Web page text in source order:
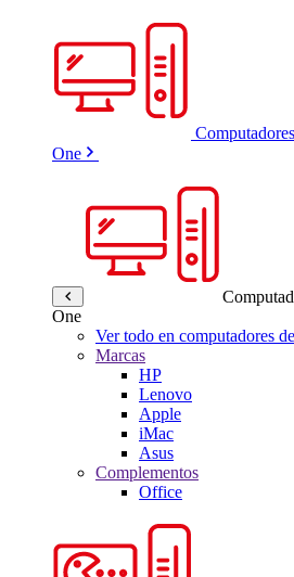
One
One
Ver todo en computadores
Marcas
HP
Lenovo
Apple
iMac
Asus
Complementos
Office